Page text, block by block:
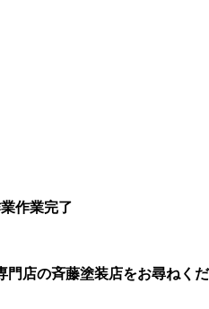
作業完了
店の斉藤塗装店をお尋ねく